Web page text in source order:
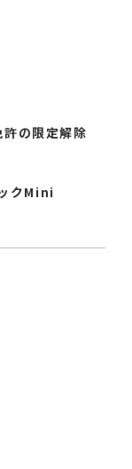
の限定解除
クMini